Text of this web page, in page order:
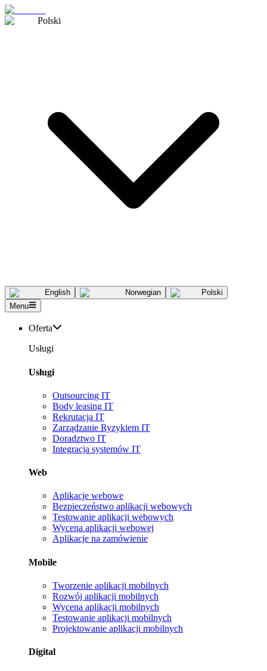
Polski
English Norwegian
Polski
Menu
Oferta
Usługi
Usługi
Outsourcing IT
Body leasing IT
Rekrutacja IT
Zarządzanie Ryzykiem IT
Doradztwo IT
Integracja systemów IT
Web
Aplikacje webowe
Bezpieczeństwo aplikacji webowych
Testowanie aplikacji webowych
Wycena aplikacji webowej
Aplikacje na zamówienie
Mobile
Tworzenie aplikacji mobilnych
Rozwój aplikacji mobilnych
Wycena aplikacji mobilnych
Testowanie aplikacji mobilnych
Projektowanie aplikacji mobilnych
Digital